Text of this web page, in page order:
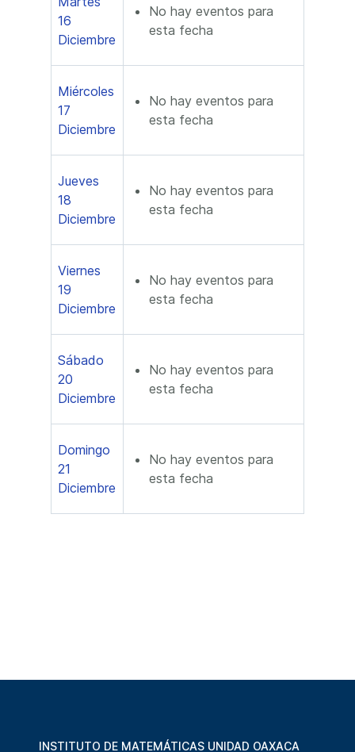
16
Diciembre
No hay eventos para
esta fecha
Miércoles
17
Diciembre
No hay eventos para
esta fecha
Jueves
18
Diciembre
No hay eventos para
esta fecha
Viernes
19
Diciembre
No hay eventos para
esta fecha
Sábado
20
Diciembre
No hay eventos para
esta fecha
Domingo
21
Diciembre
No hay eventos para
esta fecha
INSTITUTO DE MATEMÁTICAS UNIDAD OAXACA